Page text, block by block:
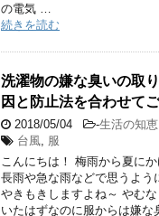
の電気 …
続きを読む
洗濯物の嫌な臭いの取
因と防止法を合わせて
2018/05/04 -生活の知恵
台風 服
こんにちは！ 梅雨から夏にか
長雨や急な雨などで思うよう
やきもきしますよね～ やむ
いたはずなのに服からは嫌